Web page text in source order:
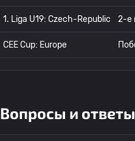
1. Liga U19: Czech-Republic 2-е
CEE Cup: Europe
Вопросы и